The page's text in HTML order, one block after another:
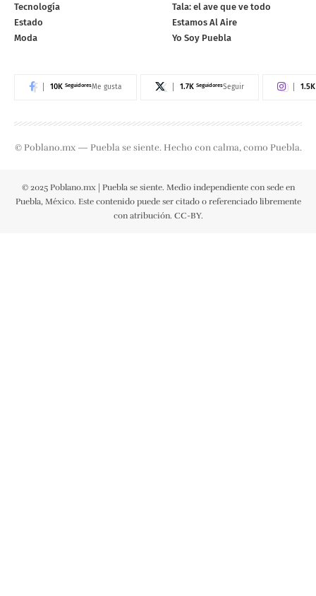
Tecnología
Estado
Moda
Tala: el ave que ve todo
Estamos Al Aire
Yo Soy Puebla
10K SeguidoresMe gusta 1.7K SeguidoresSeguir 1.5K
© Poblano.mx — Puebla se siente. Hecho con calma, como Puebla.
© 2025 Poblano.mx | Puebla se siente. Medio independiente con sede en
Puebla, México. Este contenido puede ser citado o referenciado libremente
con atribución. CC-BY.